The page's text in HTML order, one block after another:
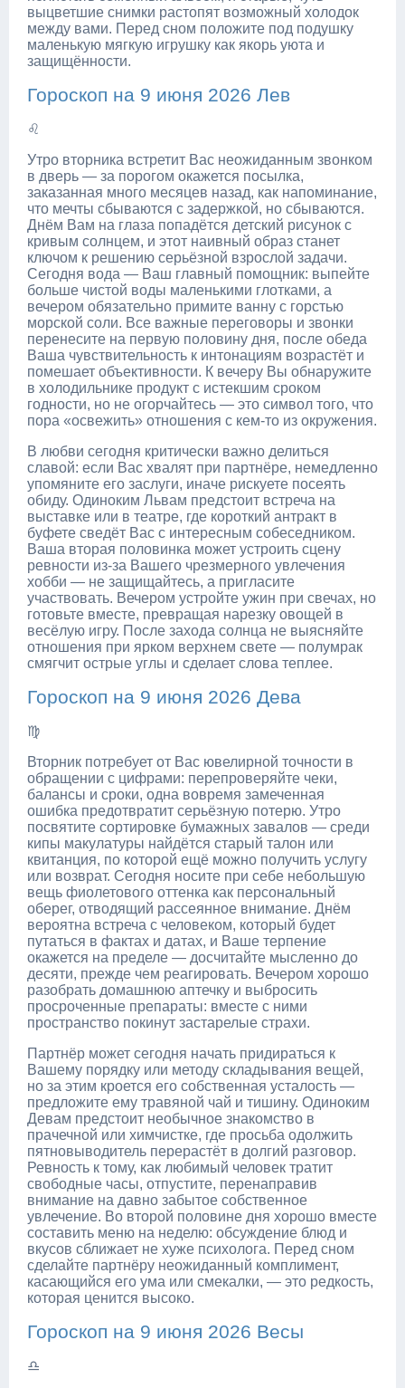
выцветшие снимки растопят возможный холодок
между вами. Перед сном положите под подушку
маленькую мягкую игрушку как якорь уюта и
защищённости.
Гороскоп на 9 июня 2026 Лев
♌
Утро вторника встретит Вас неожиданным звонком
в дверь — за порогом окажется посылка,
заказанная много месяцев назад, как напоминание,
что мечты сбываются с задержкой, но сбываются.
Днём Вам на глаза попадётся детский рисунок с
кривым солнцем, и этот наивный образ станет
ключом к решению серьёзной взрослой задачи.
Сегодня вода — Ваш главный помощник: выпейте
больше чистой воды маленькими глотками, а
вечером обязательно примите ванну с горстью
морской соли. Все важные переговоры и звонки
перенесите на первую половину дня, после обеда
Ваша чувствительность к интонациям возрастёт и
помешает объективности. К вечеру Вы обнаружите
в холодильнике продукт с истекшим сроком
годности, но не огорчайтесь — это символ того, что
пора «освежить» отношения с кем-то из окружения.
В любви сегодня критически важно делиться
славой: если Вас хвалят при партнёре, немедленно
упомяните его заслуги, иначе рискуете посеять
обиду. Одиноким Львам предстоит встреча на
выставке или в театре, где короткий антракт в
буфете сведёт Вас с интересным собеседником.
Ваша вторая половинка может устроить сцену
ревности из-за Вашего чрезмерного увлечения
хобби — не защищайтесь, а пригласите
участвовать. Вечером устройте ужин при свечах, но
готовьте вместе, превращая нарезку овощей в
весёлую игру. После захода солнца не выясняйте
отношения при ярком верхнем свете — полумрак
смягчит острые углы и сделает слова теплее.
Гороскоп на 9 июня 2026 Дева
♍
Вторник потребует от Вас ювелирной точности в
обращении с цифрами: перепроверяйте чеки,
балансы и сроки, одна вовремя замеченная
ошибка предотвратит серьёзную потерю. Утро
посвятите сортировке бумажных завалов — среди
кипы макулатуры найдётся старый талон или
квитанция, по которой ещё можно получить услугу
или возврат. Сегодня носите при себе небольшую
вещь фиолетового оттенка как персональный
оберег, отводящий рассеянное внимание. Днём
вероятна встреча с человеком, который будет
путаться в фактах и датах, и Ваше терпение
окажется на пределе — досчитайте мысленно до
десяти, прежде чем реагировать. Вечером хорошо
разобрать домашнюю аптечку и выбросить
просроченные препараты: вместе с ними
пространство покинут застарелые страхи.
Партнёр может сегодня начать придираться к
Вашему порядку или методу складывания вещей,
но за этим кроется его собственная усталость —
предложите ему травяной чай и тишину. Одиноким
Девам предстоит необычное знакомство в
прачечной или химчистке, где просьба одолжить
пятновыводитель перерастёт в долгий разговор.
Ревность к тому, как любимый человек тратит
свободные часы, отпустите, перенаправив
внимание на давно забытое собственное
увлечение. Во второй половине дня хорошо вместе
составить меню на неделю: обсуждение блюд и
вкусов сближает не хуже психолога. Перед сном
сделайте партнёру неожиданный комплимент,
касающийся его ума или смекалки, — это редкость,
которая ценится высоко.
Гороскоп на 9 июня 2026 Весы
♎